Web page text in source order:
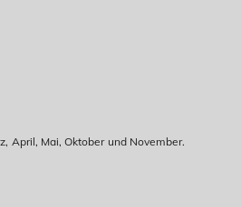
April, Mai, Oktober und November.